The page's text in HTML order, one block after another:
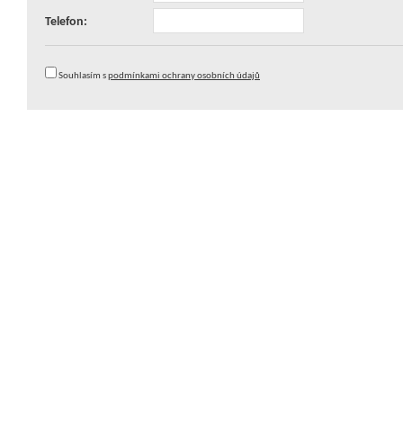
Telefon:
Souhlasím spodmínkami ochrany osobních údajů